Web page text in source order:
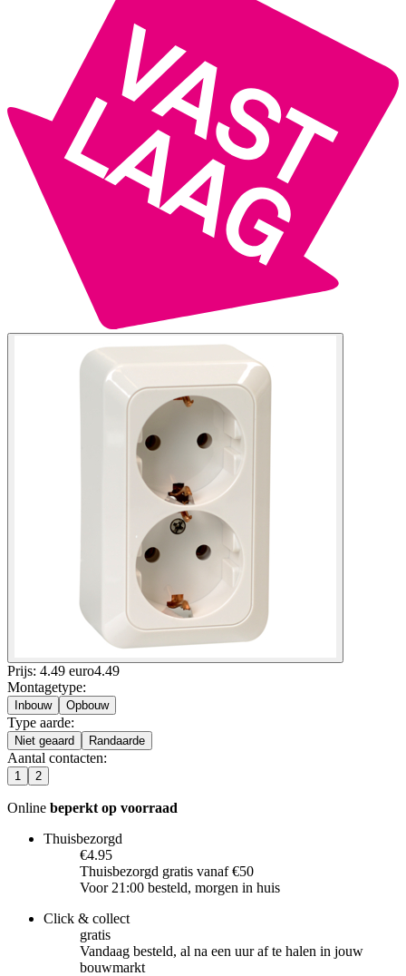
Prijs: 4.49 euro4.49
Montagetype:
Inbouw Opbouw
Type aarde:
Niet geaard Randaarde
Aantal contacten:
1 2
Online beperkt op voorraad
Thuisbezorgd
€4.95
Thuisbezorgd gratis vanaf €50
Voor 21:00 besteld, morgen in huis
Click & collect
gratis
Vandaag besteld, al na een uur af te halen in jouw
bouwmarkt